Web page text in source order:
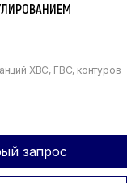
ХВС, ГВС, контуров
запрос